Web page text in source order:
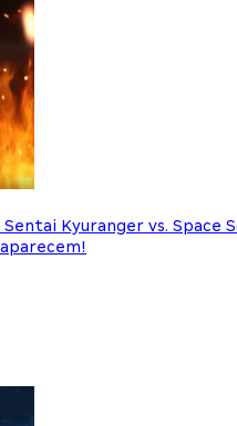
Kyuranger vs. Space